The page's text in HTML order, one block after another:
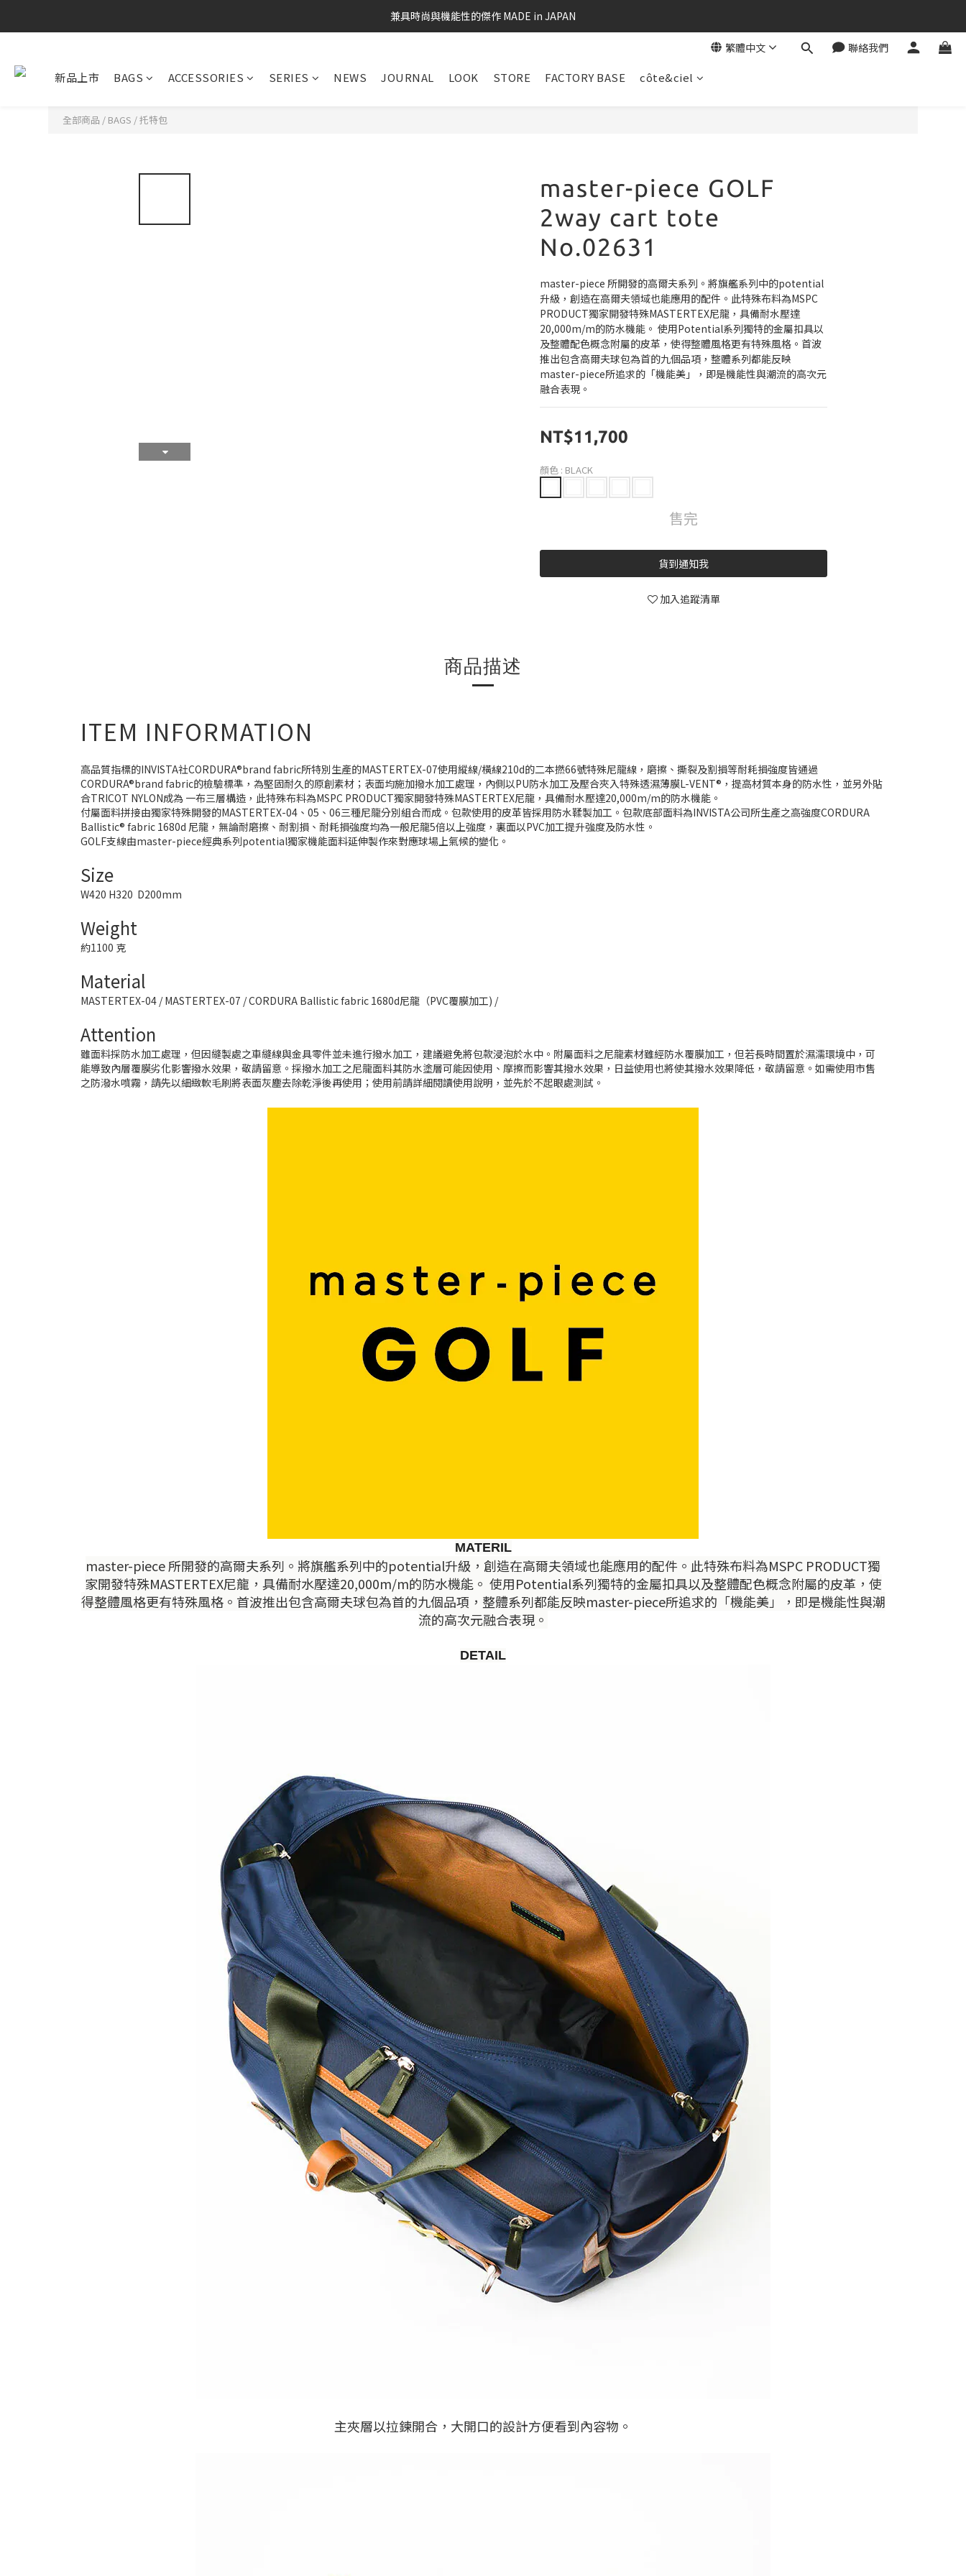
兼具時尚與機能性的傑作 MADE in JAPAN
繁體中文 聯絡我們
新品上市 BAGS ACCESSORIES SERIES NEWS JOURNAL LOOK STORE FACTORY BASE côte&ciel
全部商品 / BAGS /托特包
master-piece GOLF
2way cart tote
No.02631
master-piece 所開發的高爾夫系列。將旗艦系列中的potential
升級，創造在高爾夫領域也能應用的配件。此特殊布料為MSPC
PRODUCT獨家開發特殊MASTERTEX尼龍，具備耐水壓達
20,000m/m的防水機能。 使用Potential系列獨特的金屬扣具以
及整體配色概念附屬的皮革，使得整體風格更有特殊風格。首波
推出包含高爾夫球包為首的九個品項，整體系列都能反映
master-piece所追求的「機能美」，即是機能性與潮流的高次元
融合表現。
NT$11,700
顏色 : BLACK
售完
貨到通知我
加入追蹤清單
商品描述
ITEM INFORMATION
高品質指標的INVISTA社CORDURA®brand fabric所特別生產的MASTERTEX-07使用縱線/橫線210d的二本撚66號特殊尼龍線，磨擦、撕裂及割損等耐耗損強度皆通過
CORDURA®brand fabric的檢驗標準，為堅固耐久的原創素材；表面均施加撥水加工處理，內側以PU防水加工及壓合夾入特殊透濕薄膜L-VENT®，提高材質本身的防水性，並另外貼
合TRICOT NYLON成為 一布三層構造，此特殊布料為MSPC PRODUCT獨家開發特殊MASTERTEX尼龍，具備耐水壓達20,000m/m的防水機能。
付屬面料拼接由獨家特殊開發的MASTERTEX-04、05、06三種尼龍分別組合而成。包款使用的皮革皆採用防水鞣製加工。包款底部面料為INVISTA公司所生產之高強度CORDURA
Ballistic® fabric 1680d 尼龍，無論耐磨擦、耐割損、耐耗損強度均為一般尼龍5倍以上強度，裏面以PVC加工提升強度及防水性。
GOLF支線由master-piece經典系列potential獨家機能面料延伸製作來對應球場上氣候的變化。
Size
W420 H320 D200mm
Weight
約1100 克
Material
MASTERTEX-04 / MASTERTEX-07 / CORDURA Ballistic fabric 1680d尼龍（PVC覆膜加工) /
Attention
雖面料採防水加工處理，但因縫製處之車縫線與金具零件並未進行撥水加工，建議避免將包款浸泡於水中。附屬面料之尼龍素材雖經防水覆膜加工，但若長時間置於濕濡環境中，可
能導致內層覆膜劣化影響撥水效果，敬請留意。採撥水加工之尼龍面料其防水塗層可能因使用、摩擦而影響其撥水效果，日益使用也將使其撥水效果降低，敬請留意。如需使用市售
之防潑水噴霧，請先以細緻軟毛刷將表面灰塵去除乾淨後再使用；使用前請詳細閱讀使用說明，並先於不起眼處測試。
MATERIL
master-piece 所開發的高爾夫系列。將旗艦系列中的potential升級，創造在高爾夫領域也能應用的配件。此特殊布料為MSPC PRODUCT獨
家開發特殊MASTERTEX尼龍，具備耐水壓達20,000m/m的防水機能。 使用Potential系列獨特的金屬扣具以及整體配色概念附屬的皮革，使
得整體風格更有特殊風格。首波推出包含高爾夫球包為首的九個品項，整體系列都能反映master-piece所追求的「機能美」，即是機能性與潮
流的高次元融合表現。
DETAIL
主夾層以拉鍊開合，大開口的設計方便看到內容物。